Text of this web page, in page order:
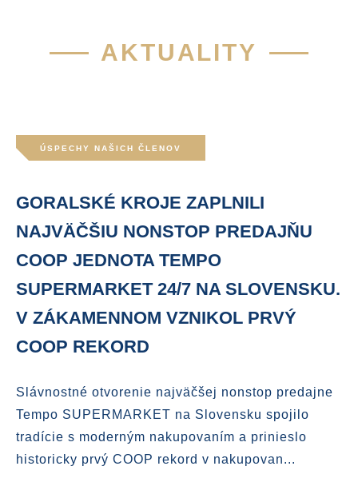
AKTUALITY
ÚSPECHY NAŠICH ČLENOV
GORALSKÉ KROJE ZAPLNILI
NAJVÄČŠIU NONSTOP PREDAJŇU
COOP JEDNOTA TEMPO
SUPERMARKET 24/7 NA SLOVENSKU.
V ZÁKAMENNOM VZNIKOL PRVÝ
COOP REKORD
Slávnostné otvorenie najväčšej nonstop predajne
Tempo SUPERMARKET na Slovensku spojilo
tradície s moderným nakupovaním a prinieslo
historicky prvý COOP rekord v nakupovan...